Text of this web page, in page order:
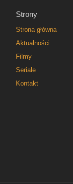
Strony
Strona główna
Aktualności
Filmy
Seriale
Kontakt